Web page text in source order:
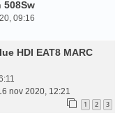
508Sw
09:16
HDI EAT8 MARC
nov 2020, 12:21
1 2 3